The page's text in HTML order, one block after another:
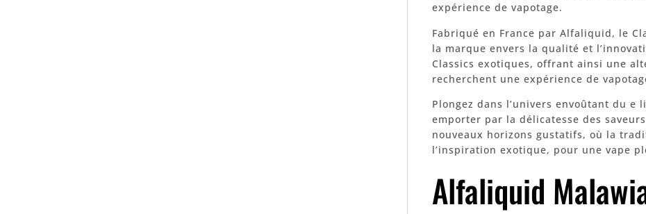
expérience de vapotage.
Fabriqué en France par Alfaliquid, le
la marque envers la qualité et
Classics exotiques, offrant ainsi une
recherchent une expérience de
Plongez dans l’univers envoûtant du e
emporter par la délicatesse des
nouveaux horizons gustatifs, où la
l’inspiration exotique, pour une vape
Alfaliquid